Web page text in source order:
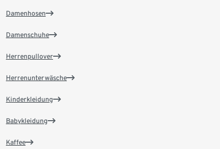
Damenhosen
Damenschuhe
Herrenpullover
Herrenunterwäsche
Kinderkleidung
Babykleidung
Kaffee